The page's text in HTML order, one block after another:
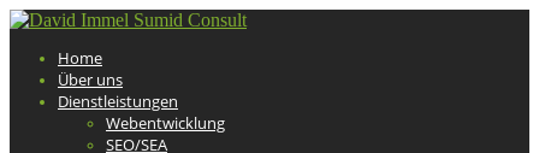
Home
Über uns
Dienstleistungen
Webentwicklung
SEO/SEA